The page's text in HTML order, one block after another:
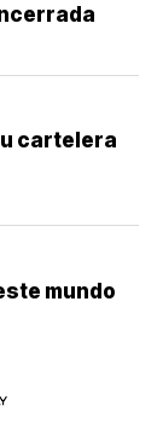
cartelera
mundo